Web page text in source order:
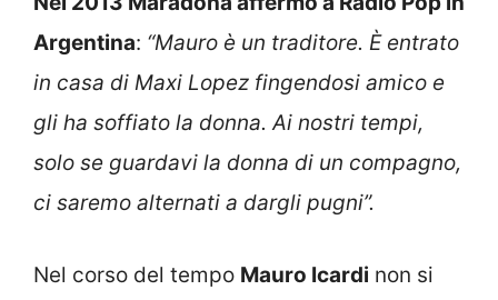
Argentina: “Mauro è un traditore. È entrato
in casa di Maxi Lopez fingendosi amico e
gli ha soffiato la donna. Ai nostri tempi,
solo se guardavi la donna di un compagno,
ci saremo alternati a dargli pugni”.
Nel corso del tempo Mauro Icardi non si